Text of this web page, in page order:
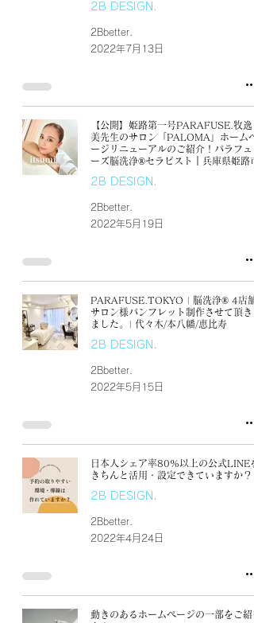
2B DESIGN.
2Bbetter.
2022年7月13日
【公開】姫路第一号PARAFUSE.牧逸
美先生のサロン「PALOMA」ホームペ
ージリニューアルのご紹介！パラフュ
ーズ脳洗浄®︎セラピスト｜兵庫県姫路市
2B DESIGN.
2Bbetter.
2022年5月19日
PARAFUSE.TOKYO | 脳洗浄®︎ 4店舗
サロン様パンフレット制作させて頂き
ました。| 代々木/本八幡/恵比寿
2B DESIGN.
2Bbetter.
2022年5月15日
日本人シェア率80%以上の公式LINEを
きちんと活用・設定できていますか？
2B DESIGN.
2Bbetter.
2022年4月24日
動きのあるホームページの一部をご紹